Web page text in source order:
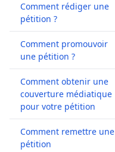
Comment rédiger une
pétition ?
Comment promouvoir
une pétition ?
Comment obtenir une
couverture médiatique
pour votre pétition
Comment remettre une
pétition